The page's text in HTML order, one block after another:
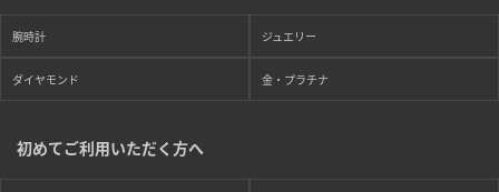
腕時計 ジュエリー
ダイヤモンド 金・プラチナ
初めてご利用いただく方へ
かんたん30秒でお試し査定